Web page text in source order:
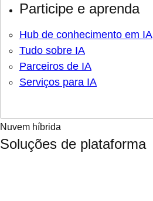
Participe e aprenda
Hub de conhecimento em IA
Tudo sobre IA
Parceiros de IA
Serviços para IA
Nuvem híbrida
Soluções de plataforma